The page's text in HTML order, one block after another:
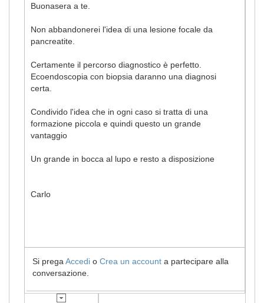
Buonasera a te.
Non abbandonerei l'idea di una lesione focale da
pancreatite.
Certamente il percorso diagnostico è perfetto.
Ecoendoscopia con biopsia daranno una diagnosi
certa.
Condivido l'idea che in ogni caso si tratta di una
formazione piccola e quindi questo un grande
vantaggio
Un grande in bocca al lupo e resto a disposizione
Carlo
Si prega Accedi o Crea un account a partecipare alla
conversazione.